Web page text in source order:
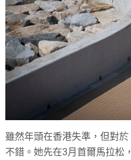
雖然年頭在香港失準，但對
不錯。她先在3月首爾馬拉松